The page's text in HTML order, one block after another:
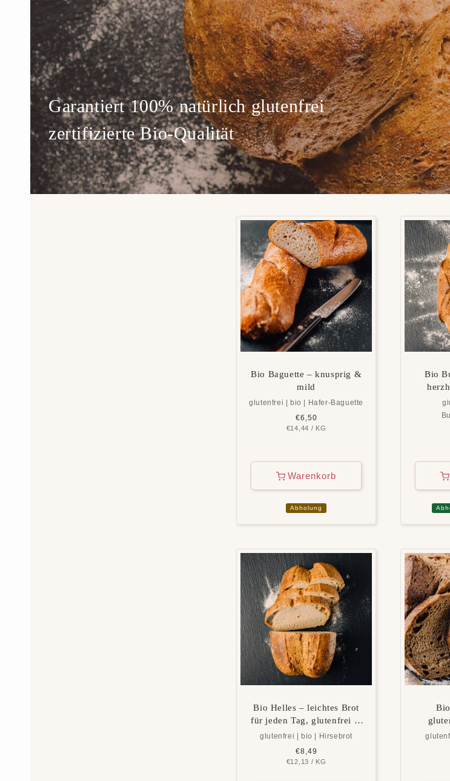
Garantiert 100% natürlich glutenfrei
zertifizierte Bio-Qualität
Bio Baguette – knusprig &
mild
glutenfrei | bio | Hafer-Baguette
Normaler
Preis
€6,50
GRUNDPREIS
€14,44 / PRO
KG
Warenkorb
Abholung
Bio
Bio Helles – leichtes Brot
für jeden Tag, glutenfrei &
vegan
glutenfrei | bio | Hirsebrot
Normaler
Preis
€8,49
GRUNDPREIS
€12,13 / PRO
KG